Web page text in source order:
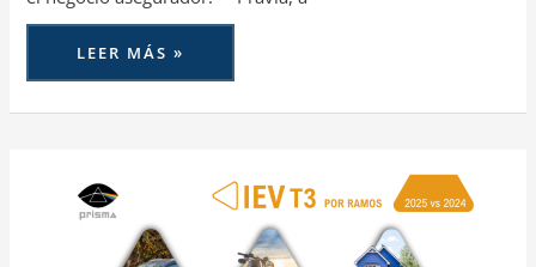
LEER MÁS »
HOGAR
IMPULSÓ
EL
CRECIMIENTO
CANAL